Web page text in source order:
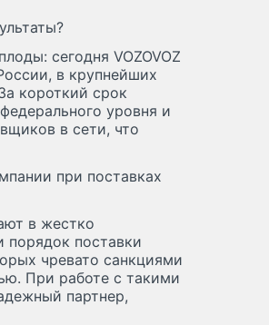
сегодня VOZOVOZ
в крупнейших
короткий срок
уровня и
в сети, что
при поставках
в жестко
порядок поставки
чревато санкциями
При работе с такими
партнер,